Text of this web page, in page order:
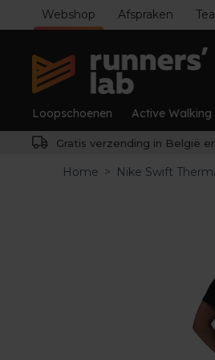
Webshop Afspraken
Loopschoenen Active Walking
Gratis verzending in België
Home > Nike Swift